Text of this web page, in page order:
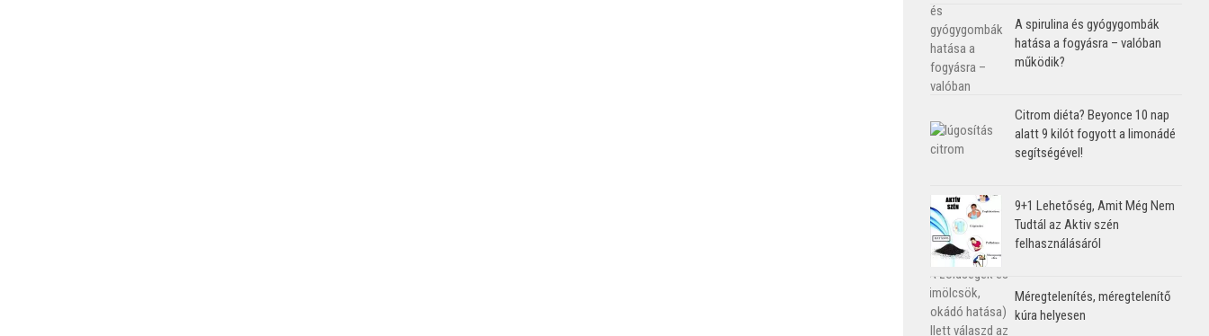
A spirulina és gyógygombák
hatása a fogyásra – valóban
működik?
Citrom diéta? Beyonce 10 nap
alatt 9 kilót fogyott a limonádé
segítségével!
9+1 Lehetőség, Amit Még Nem
Tudtál az Aktiv szén
felhasználásáról
Méregtelenítés, méregtelenítő
kúra helyesen